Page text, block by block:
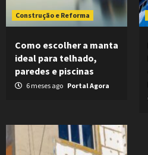
Construção e Reforma
Como escolher a manta
ideal para telhado,
paredes e piscinas
6 meses ago Portal Agora